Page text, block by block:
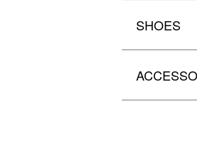
SHOES